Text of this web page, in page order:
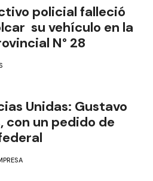
policial falleció
su vehículo en la
N° 28
Unidas: Gustavo
con un pedido de